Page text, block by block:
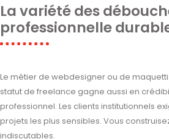
La variété des
professionnelle
Le métier de webdesigner ou de
statut de freelance gagne aussi en
professionnel. Les clients institutionnels
projets les plus sensibles. Vous
indiscutables.